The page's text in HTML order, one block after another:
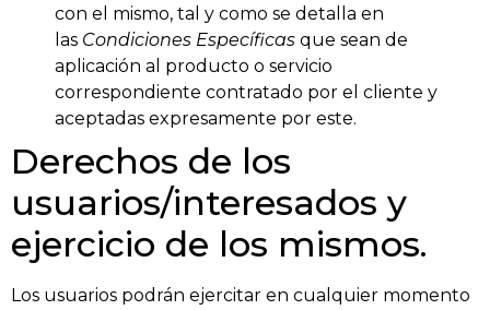
con el mismo, tal y como se detalla en
las Condiciones Específicas que sean de
aplicación al producto o servicio
correspondiente contratado por el cliente y
aceptadas expresamente por este.
Derechos de los
usuarios/interesados y
ejercicio de los mismos.
Los usuarios podrán ejercitar en cualquier momento